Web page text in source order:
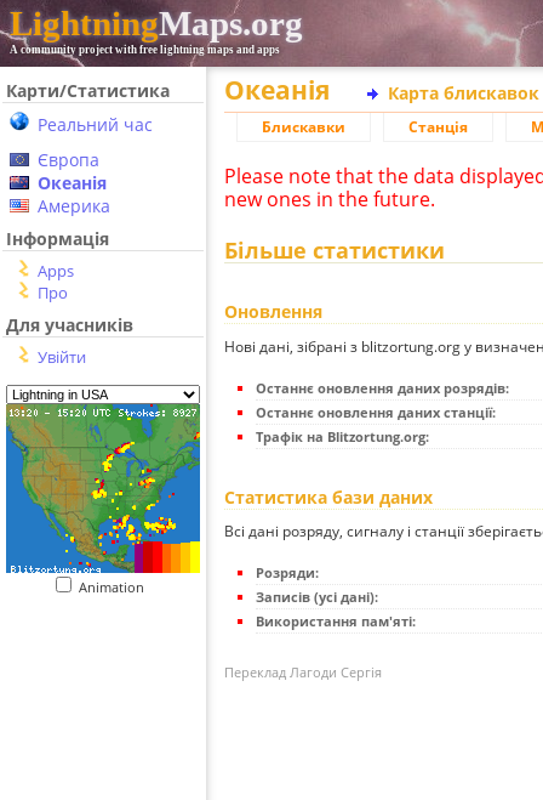
LightningMaps.org
A community project with free lightning maps and apps
Карти/Статистика
Реальний час
Європа
Океанія
Америка
Інформація
Apps
Про
Для учасників
Увійти
Animation
Океанія Карта
Блискавки Станція
Please note that the data
new ones in the future.
Більше статистики
Оновлення
Нові дані, зібрані з blitzortung.org у
Останнє оновлення даних розрядів:
Останнє оновлення даних станції:
Трафік на Blitzortung.org:
Статистика бази даних
Всі дані розряду, сигналу і станції
Розряди:
Записів (усі дані):
Використання пам'яті:
Переклад Лагоди Сергія